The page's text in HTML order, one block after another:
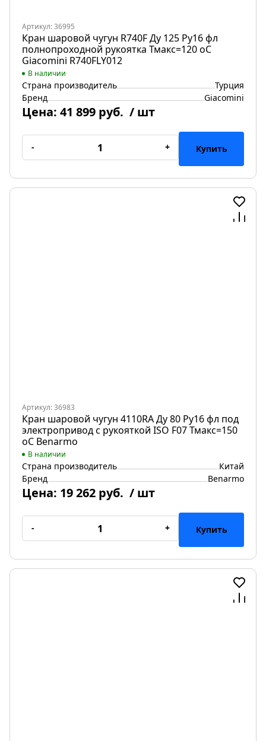
Артикул: 36995
Кран шаровой чугун R740F Ду 125 Ру16 фл
полнопроходной рукоятка Тмакс=120 оС
Giacomini R740FLY012
В наличии
Страна производитель
Турция
Бренд
Giacomini
Цена: 41 899 руб. / шт
- + Купить
Артикул: 36983
Кран шаровой чугун 4110RA Ду 80 Ру16 фл под
электропривод с рукояткой ISO F07 Тмакс=150
оС Benarmo
В наличии
Страна производитель
Китай
Бренд
Benarmo
Цена: 19 262 руб. / шт
- + Купить